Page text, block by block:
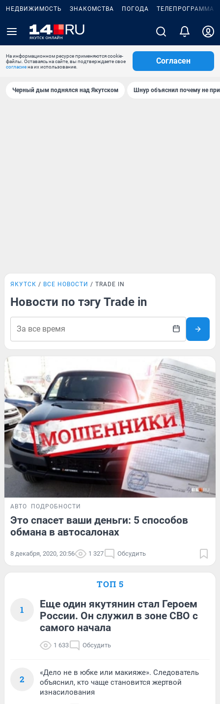
НЕДВИЖИМОСТЬ ЗНАКОМСТВА ПОГОДА ТЕЛЕПРОГРАММА
На информационном ресурсе применяются cookie-
файлы. Оставаясь на сайте, вы подтверждаете свое
согласиена их использование.
Согласен
Черный дым поднялся над Якутском Шнур объяснил почему не
ЯКУТСК ВСЕ НОВОСТИ TRADE IN
Новости по тэгу Trade in
АВТО ПОДРОБНОСТИ
Это спасет ваши деньги: 5 способов
обмана в автосалонах
8 декабря, 2020, 20:56 1 327 Обсудить
ТОП 5
1
Еще один якутянин стал Героем
России. Он служил в зоне СВО с
самого начала
1 633 Обсудить
2
«Дело не в юбке или макияже». Следователь
объяснил, кто чаще становится жертвой
изнасилования